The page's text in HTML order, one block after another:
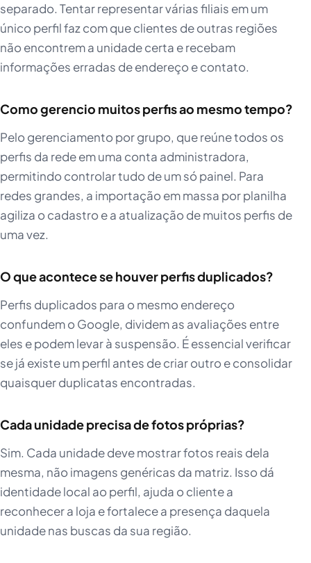
separado. Tentar representar várias filiais em um
único perfil faz com que clientes de outras regiões
não encontrem a unidade certa e recebam
informações erradas de endereço e contato.
Como gerencio muitos perfis ao mesmo tempo?
Pelo gerenciamento por grupo, que reúne todos os
perfis da rede em uma conta administradora,
permitindo controlar tudo de um só painel. Para
redes grandes, a importação em massa por planilha
agiliza o cadastro e a atualização de muitos perfis de
uma vez.
O que acontece se houver perfis duplicados?
Perfis duplicados para o mesmo endereço
confundem o Google, dividem as avaliações entre
eles e podem levar à suspensão. É essencial verificar
se já existe um perfil antes de criar outro e consolidar
quaisquer duplicatas encontradas.
Cada unidade precisa de fotos próprias?
Sim. Cada unidade deve mostrar fotos reais dela
mesma, não imagens genéricas da matriz. Isso dá
identidade local ao perfil, ajuda o cliente a
reconhecer a loja e fortalece a presença daquela
unidade nas buscas da sua região.